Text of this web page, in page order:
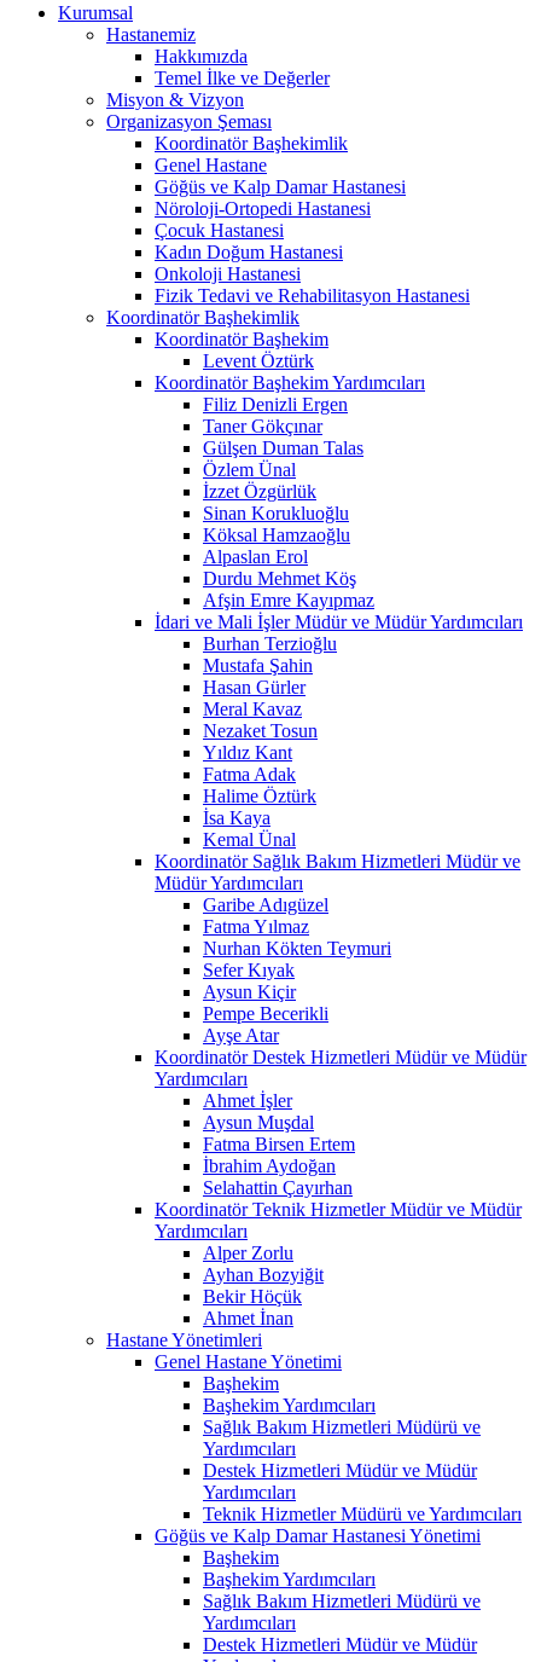
Kurumsal
Hastanemiz
Hakkımızda
Temel İlke ve Değerler
Misyon & Vizyon
Organizasyon Şeması
Koordinatör Başhekimlik
Genel Hastane
Göğüs ve Kalp Damar Hastanesi
Nöroloji-Ortopedi Hastanesi
Çocuk Hastanesi
Kadın Doğum Hastanesi
Onkoloji Hastanesi
Fizik Tedavi ve Rehabilitasyon Hastanesi
Koordinatör Başhekimlik
Koordinatör Başhekim
Levent Öztürk
Koordinatör Başhekim Yardımcıları
Filiz Denizli Ergen
Taner Gökçınar
Gülşen Duman Talas
Özlem Ünal
İzzet Özgürlük
Sinan Korukluoğlu
Köksal Hamzaoğlu
Alpaslan Erol
Durdu Mehmet Köş
Afşin Emre Kayıpmaz
İdari ve Mali İşler Müdür ve Müdür Yardımcıları
Burhan Terzioğlu
Mustafa Şahin
Hasan Gürler
Meral Kavaz
Nezaket Tosun
Yıldız Kant
Fatma Adak
Halime Öztürk
İsa Kaya
Kemal Ünal
Koordinatör Sağlık Bakım Hizmetleri Müdür ve
Müdür Yardımcıları
Garibe Adıgüzel
Fatma Yılmaz
Nurhan Kökten Teymuri
Sefer Kıyak
Aysun Kiçir
Pempe Becerikli
Ayşe Atar
Koordinatör Destek Hizmetleri Müdür ve Müdür
Yardımcıları
Ahmet İşler
Aysun Muşdal
Fatma Birsen Ertem
İbrahim Aydoğan
Selahattin Çayırhan
Koordinatör Teknik Hizmetler Müdür ve Müdür
Yardımcıları
Alper Zorlu
Ayhan Bozyiğit
Bekir Höçük
Ahmet İnan
Hastane Yönetimleri
Genel Hastane Yönetimi
Başhekim
Başhekim Yardımcıları
Sağlık Bakım Hizmetleri Müdürü ve
Yardımcıları
Destek Hizmetleri Müdür ve Müdür
Yardımcıları
Teknik Hizmetler Müdürü ve Yardımcıları
Göğüs ve Kalp Damar Hastanesi Yönetimi
Başhekim
Başhekim Yardımcıları
Sağlık Bakım Hizmetleri Müdürü ve
Yardımcıları
Destek Hizmetleri Müdür ve Müdür